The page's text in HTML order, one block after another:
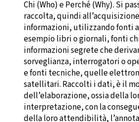
Chi (Who) e Perché (Why). Si
raccolta, quindi
informazioni, utilizzando fonti
esempio libri o giornali, fonti
informazioni segrete che
sorveglianza, interrogatori o
e fonti tecniche, quelle
satellitari. Raccolti i dati, è il
dell’elaborazione, ossia della
interpretazione, con la
della loro attendibilità,